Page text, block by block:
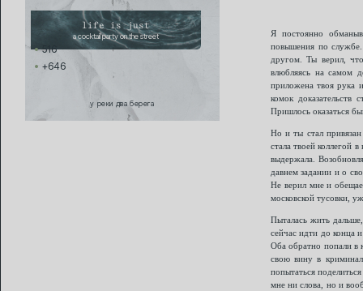
life is just
a cocktail party on the street
516
+646
у реки два берега
Я постоянно
повышения по службе.
другом. Ты верил,
влюбляясь на самом
приложена твоя рука
комок
Пришлось оказаться
Но и ты стал
стала твоей коллегой
выдержала.
давнем задании и о
Не верил мне и
московской тусовки,
Пыталась жить
сейчас идти до конца
Оба обратно попали в
свою вину в
попытаться
мне ни слова, но и